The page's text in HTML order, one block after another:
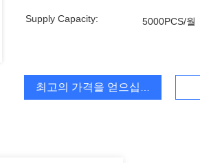
Supply Capacity: 5000PCS/월
최고의 가격을 얻으십시오